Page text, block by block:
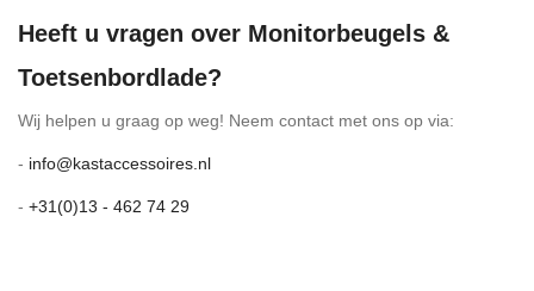
Heeft u vragen over Monitorbeugels &
Toetsenbordlade?
Wij helpen u graag op weg! Neem contact met ons op via:
- info@kastaccessoires.nl
- +31(0)13 - 462 74 29